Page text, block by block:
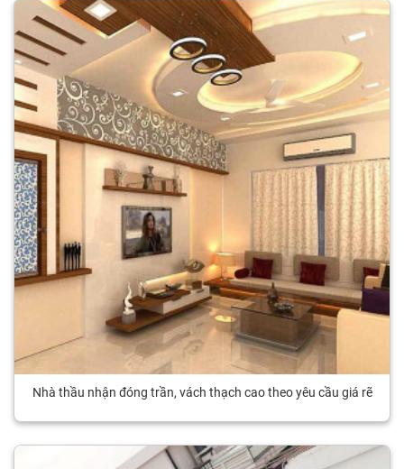
Nhà thầu nhận đóng trần, vách thạch cao theo yêu cầu giá rẽ